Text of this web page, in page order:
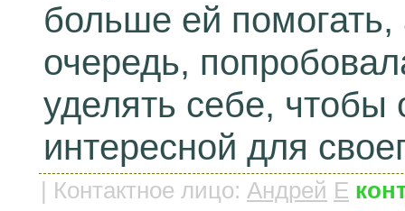
больше ей
очередь,
уделять себе, чтобы
интересной для
| Контактное лицо: Андрей E